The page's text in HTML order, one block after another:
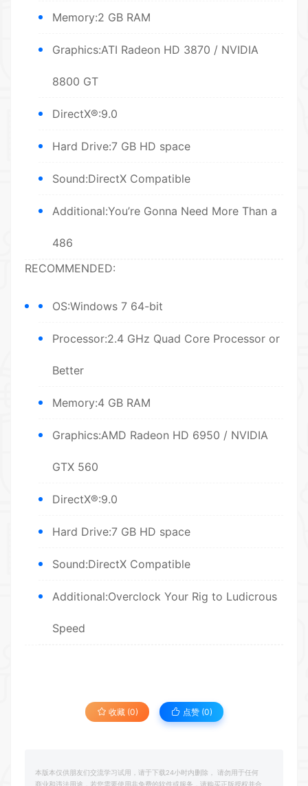
Memory:2 GB RAM
Graphics:ATI Radeon HD 3870 / NVIDIA
8800 GT
DirectX®:9.0
Hard Drive:7 GB HD space
Sound:DirectX Compatible
Additional:You’re Gonna Need More Than a
486
RECOMMENDED:
OS:Windows 7 64-bit
Processor:2.4 GHz Quad Core Processor or
Better
Memory:4 GB RAM
Graphics:AMD Radeon HD 6950 / NVIDIA
GTX 560
DirectX®:9.0
Hard Drive:7 GB HD space
Sound:DirectX Compatible
Additional:Overclock Your Rig to Ludicrous
Speed
收藏 (0) 点赞 (0)
本版本仅供朋友们交流学习试用，请于下载24小时内删除， 请勿用于任何
商业和违法用途，若您需要使用非免费的软件或服务，请购买正版授权并合